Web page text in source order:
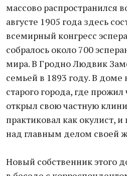
массово распространился
августе 1905 года здесь
всемирный конгресс
собралось около 700
мира. В Гродно Людвик
семьей в 1893 году. В доме
старого города, где
открыл свою частную
практиковал как окулист,
над главным делом своей
Новый собственник этого